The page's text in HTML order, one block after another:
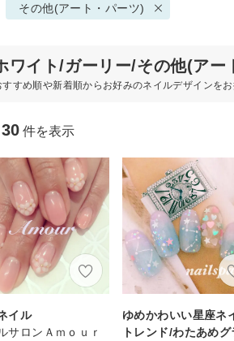
その他(アート・パーツ)
ワイト/ガーリー/その他(ア
すすめ順や新着順からお好みのネイルデザインをお
30 件を表示
イル
サロンＡｍｏｕｒ
ゆめかわいい星座ネ
トレンド/わたあめグ